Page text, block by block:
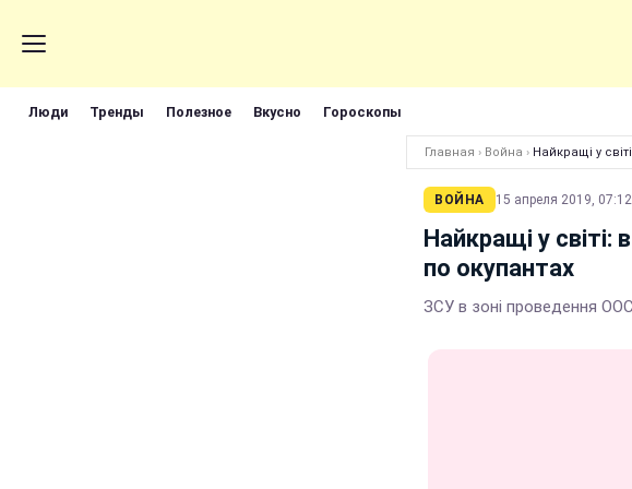
Люди Тренды Полезное Вкусно Гороскопы
Главная › Война › Найкращі у
ВОЙНА 15 апреля 2019, 07:12
Найкращі у світі:
по окупантах
ЗСУ в зоні проведення